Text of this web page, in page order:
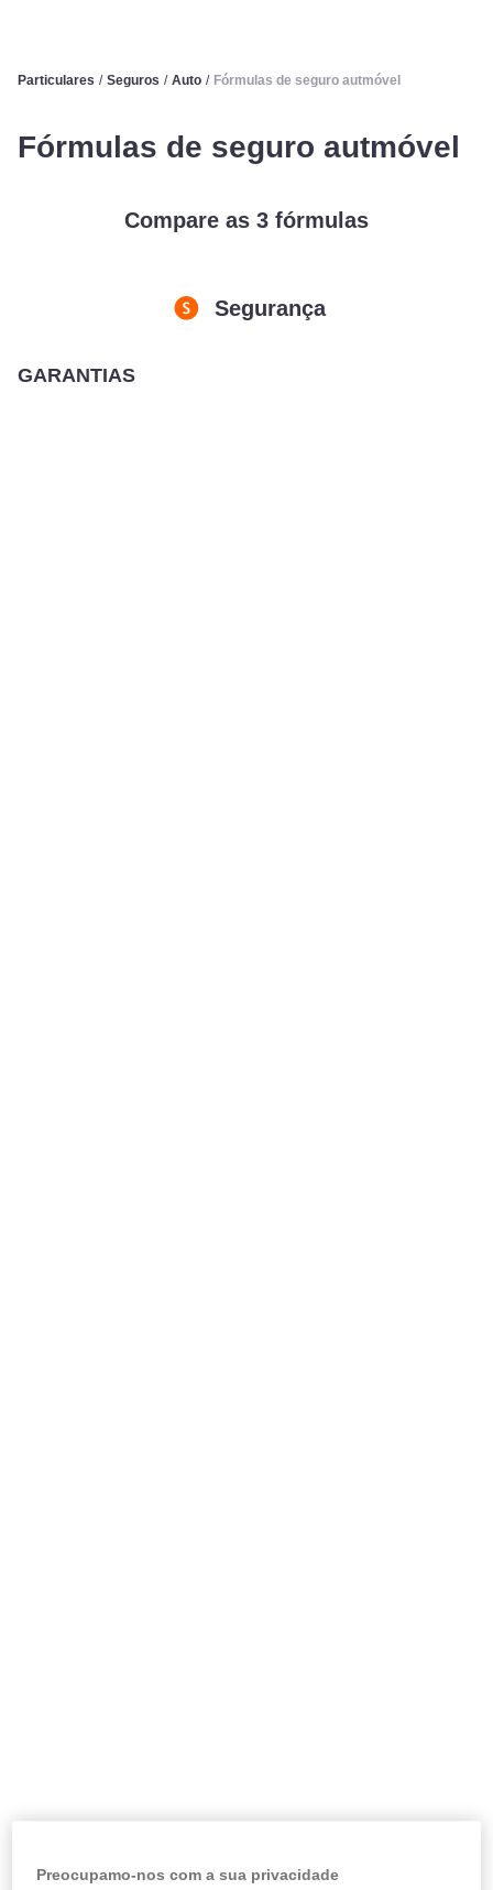
Particulares / Seguros / Auto / Fórmulas de seguro autmóvel
Fórmulas de seguro autmóvel
Compare as 3 fórmulas
Segurança
GARANTIAS
Preocupamo-nos com a sua privacidade